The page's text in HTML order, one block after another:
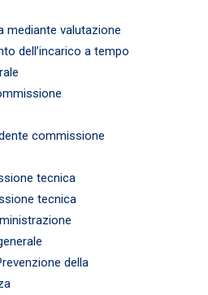
mediante valutazione
dell’incarico a tempo
commissione
tecnica
tecnica
della